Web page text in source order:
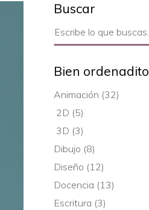
Buscar
Search
for:
Bien ordenadito
Animación (32)
2D (5)
3D (3)
Dibujo (8)
Diseño (12)
Docencia (13)
Escritura (3)